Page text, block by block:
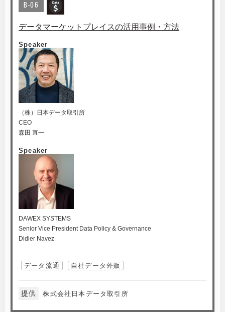
B-06
データマーケットプレイスの活用事例・方法
Speaker
（株）日本データ取引所
CEO
森田 直一
Speaker
DAWEX SYSTEMS
Senior Vice President Data Policy & Governance
Didier Navez
データ流通 自社データ外販
提供 株式会社日本データ取引所